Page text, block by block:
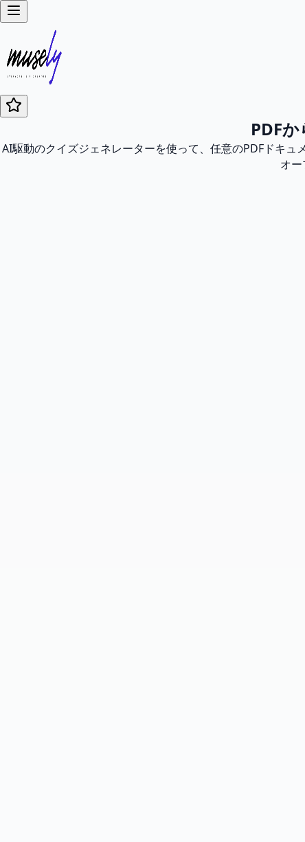
PDF
AI駆動のクイズジェネレーターを使って、任意のPDFドキ
オ